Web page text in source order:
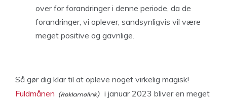
over for forandringer i denne periode, da de
forandringer, vi oplever, sandsynligvis vil være
meget positive og gavnlige.
Så gør dig klar til at opleve noget virkelig magisk!
Fuldmånen
i januar 2023 bliver en meget